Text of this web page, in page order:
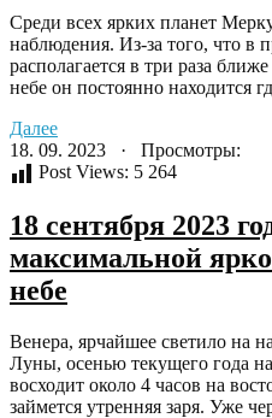
Среди всех ярких планет
наблюдения. Из-за того, что в
располагается в три раза
небе он постоянно находится
Далее
18. 09. 2023 · Просмотры:
Post Views: 5 264
18 сентября 2023
максимальной
небе
Венера, ярчайшее светило на
Луны, осенью текущего года
восходит около 4 часов на
займется утренняя заря. Уже